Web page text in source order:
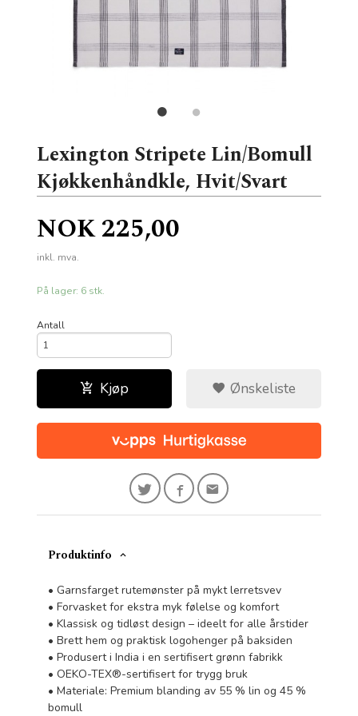
Lexington Stripete Lin/Bomull
Kjøkkenhåndkle, Hvit/Svart
Pris
NOK225,00
inkl. mva.
På lager: 6 stk.
Antall
Kjøp Ønskeliste
Produktinfo
• Garnsfarget rutemønster på mykt lerretsvev
• Forvasket for ekstra myk følelse og komfort
• Klassisk og tidløst design – ideelt for alle årstider
• Brett hem og praktisk logohenger på baksiden
• Produsert i India i en sertifisert grønn fabrikk
• OEKO-TEX®-sertifisert for trygg bruk
• Materiale: Premium blanding av 55 % lin og 45 %
bomull